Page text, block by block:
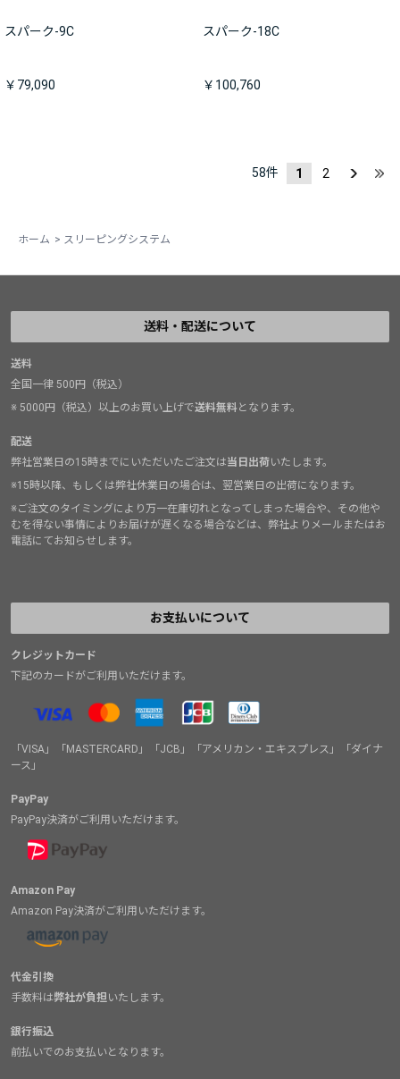
スパーク-9C
￥79,090
スパーク-18C
￥100,760
58件 1 2
ホーム > スリーピングシステム
送料・配送について
送料
全国一律 500円（税込）
※ 5000円（税込）以上のお買い上げで送料無料となります。
配送
弊社営業日の15時までにいただいたご注文は当日出荷いたします。
※15時以降、もしくは弊社休業日の場合は、翌営業日の出荷になります。
※ご注文のタイミングにより万一在庫切れとなってしまった場合や、その他や
むを得ない事情によりお届けが遅くなる場合などは、弊社よりメールまたはお
電話にてお知らせします。
お支払いについて
クレジットカード
下記のカードがご利用いただけます。
「VISA」「MASTERCARD」「JCB」「アメリカン・エキスプレス」「ダイナ
ース」
PayPay
PayPay決済がご利用いただけます。
Amazon Pay
Amazon Pay決済がご利用いただけます。
代金引換
手数料は弊社が負担いたします。
銀行振込
前払いでのお支払いとなります。